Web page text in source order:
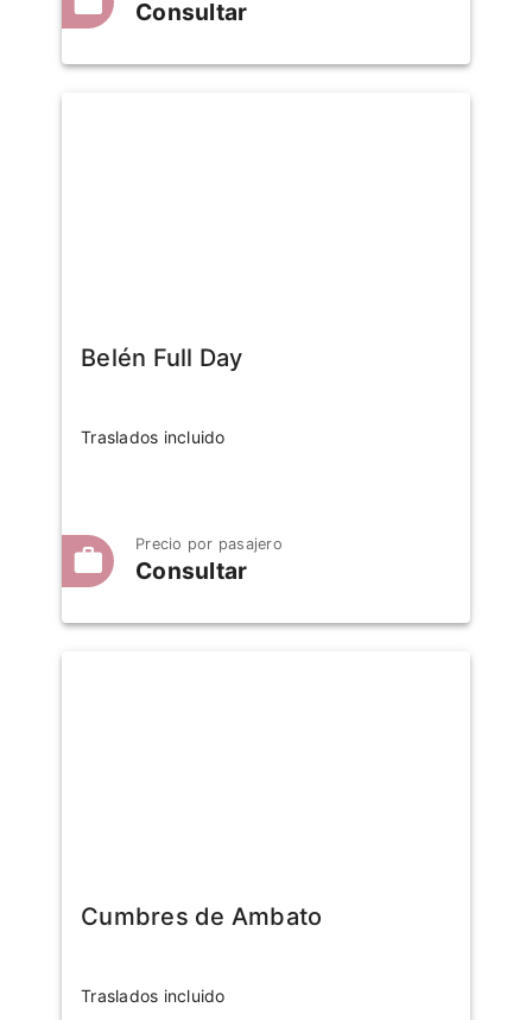
Consultar
Belén Full Day
Traslados incluido
Precio por pasajero
Consultar
Cumbres de Ambato
Traslados incluido